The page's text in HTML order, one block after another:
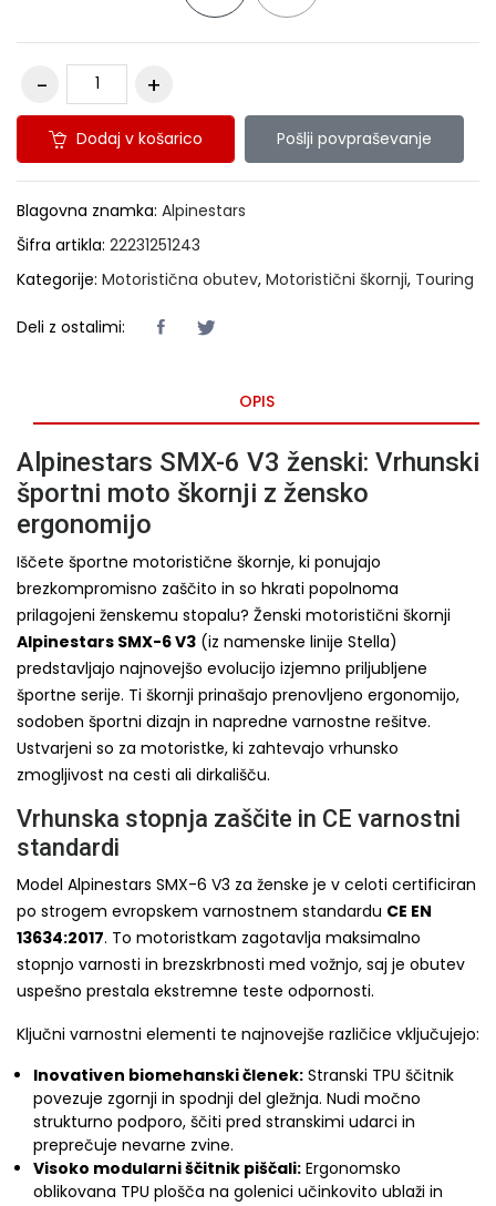
Dodaj v košarico Pošlji povpraševanje
Blagovna znamka: Alpinestars
Šifra artikla: 22231251243
Kategorije: Motoristična obutev, Motoristični škornji, Touring
Deli z ostalimi:
OPIS
Alpinestars SMX-6 V3 ženski: Vrhunski
športni moto škornji z žensko
ergonomijo
Iščete športne motoristične škornje, ki ponujajo
brezkompromisno zaščito in so hkrati popolnoma
prilagojeni ženskemu stopalu? Ženski motoristični škornji
Alpinestars SMX-6 V3 (iz namenske linije Stella)
predstavljajo najnovejšo evolucijo izjemno priljubljene
športne serije. Ti škornji prinašajo prenovljeno ergonomijo,
sodoben športni dizajn in napredne varnostne rešitve.
Ustvarjeni so za motoristke, ki zahtevajo vrhunsko
zmogljivost na cesti ali dirkališču.
Vrhunska stopnja zaščite in CE varnostni
standardi
Model Alpinestars SMX-6 V3 za ženske je v celoti certificiran
po strogem evropskem varnostnem standardu CE EN
13634:2017. To motoristkam zagotavlja maksimalno
stopnjo varnosti in brezskrbnosti med vožnjo, saj je obutev
uspešno prestala ekstremne teste odpornosti.
Ključni varnostni elementi te najnovejše različice vključujejo:
Inovativen biomehanski členek: Stranski TPU ščitnik
povezuje zgornji in spodnji del gležnja. Nudi močno
strukturno podporo, ščiti pred stranskimi udarci in
preprečuje nevarne zvine.
Visoko modularni ščitnik piščali: Ergonomsko
oblikovana TPU plošča na golenici učinkovito ublaži in